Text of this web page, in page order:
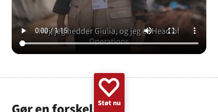
Støt nu